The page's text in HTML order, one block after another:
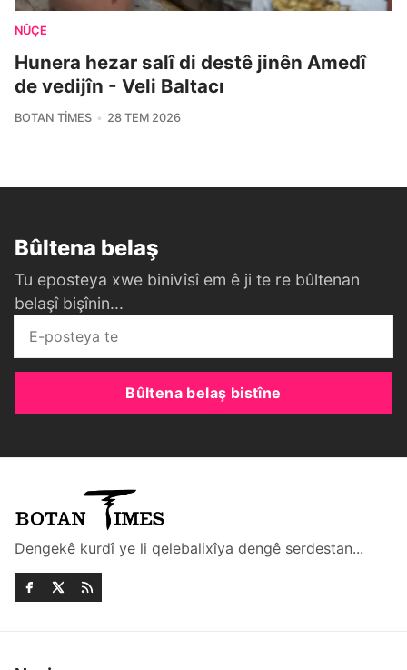
NÛÇE
Hunera hezar salî di destê jinên Amedî
de vedijîn - Veli Baltacı
BOTAN TIMES 28 TEM 2026
Bûltena belaş
Tu eposteya xwe binivîsî em ê ji te re bûltenan
belaşî bişînin...
Bûltena belaş bistîne
Dengekê kurdî ye li qelebalixîya dengê serdestan...